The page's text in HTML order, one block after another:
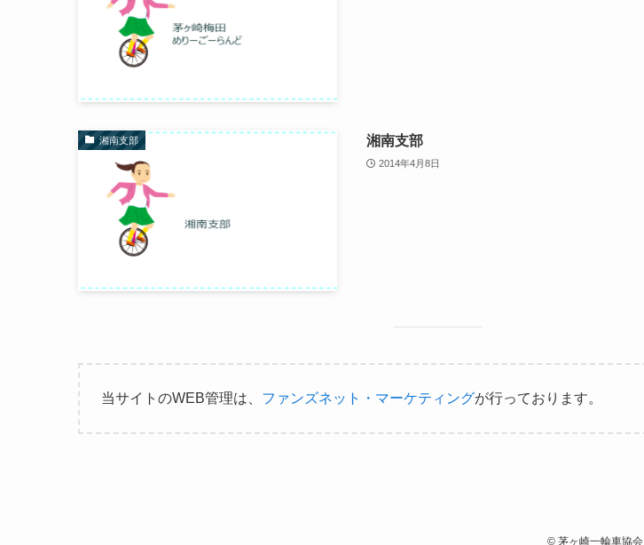
湘南支部 湘南支部
2014年4月8日
当サイトのWEB管理は、 ファンズネット・マーケティングが行っております。
©茅ヶ崎一輪車協会.